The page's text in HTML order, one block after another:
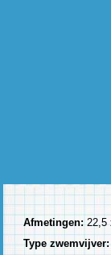
Afmetingen:22,5
Type